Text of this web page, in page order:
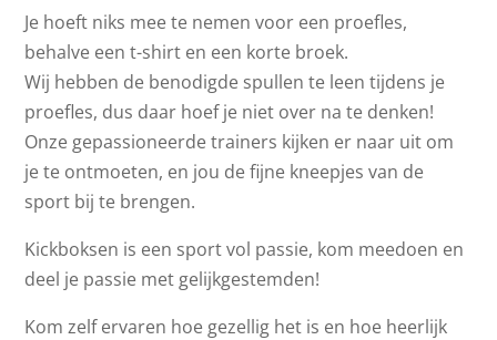
Je hoeft niks mee te nemen voor een proefles,
behalve een t-shirt en een korte broek.
Wij hebben de benodigde spullen te leen tijdens je
proefles, dus daar hoef je niet over na te denken!
Onze gepassioneerde trainers kijken er naar uit om
je te ontmoeten, en jou de fijne kneepjes van de
sport bij te brengen.
Kickboksen is een sport vol passie, kom meedoen en
deel je passie met gelijkgestemden!
Kom zelf ervaren hoe gezellig het is en hoe heerlijk